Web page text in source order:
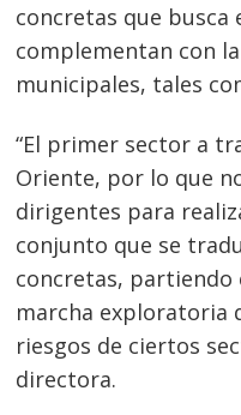
concretas que busca
complementan con
municipales, tales
“El primer sector a
Oriente, por lo que
dirigentes para
conjunto que se
concretas, partiendo
marcha exploratoria
riesgos de ciertos
directora.